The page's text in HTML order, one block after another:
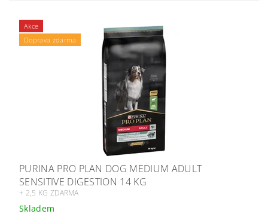
Akce
Doprava zdarma
PURINA PRO PLAN DOG MEDIUM ADULT
SENSITIVE DIGESTION 14 KG
+ 2,5 KG ZDARMA
Skladem